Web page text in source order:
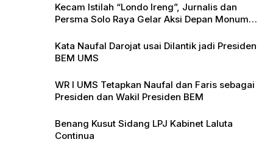
Kecam Istilah “Londo Ireng”, Jurnalis dan
Persma Solo Raya Gelar Aksi Depan Monumen
Kata Naufal Darojat usai Dilantik jadi Presiden
BEM UMS
WR I UMS Tetapkan Naufal dan Faris sebagai
Presiden dan Wakil Presiden BEM
Benang Kusut Sidang LPJ Kabinet Laluta
Continua